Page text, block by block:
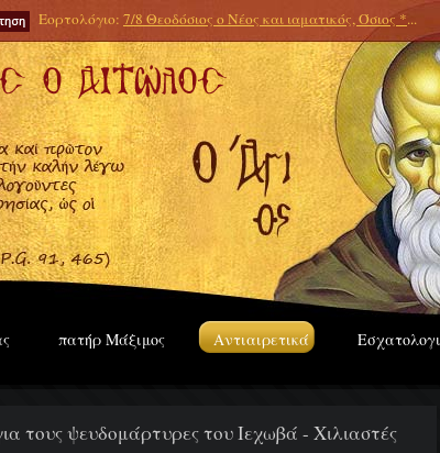
Εορτολόγιο: 7/8 Θεοδόσιος ο Νέος και ιαματικός, Όσιος *...
πατήρ Μάξιμος Αντιαιρετικά
τους ψευδομάρτυρες του Ιεχωβά - Χιλιαστές